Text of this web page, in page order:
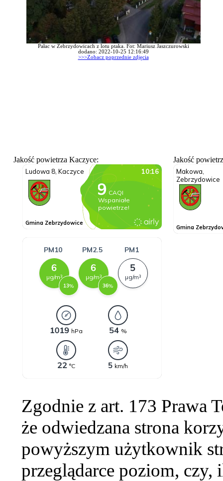
Pałac w Zebrzydowicach z lotu ptaka. Fot: Mariusz Jaszczurowski
dodano: 2022-10-25 12:16:49
>>>Zobacz poprzednie zdjęcia
Jakość powietrza Kaczyce: Jakość
Zgodnie z art. 173 Prawa
że odwiedzana strona
powyższym użytkownik
przeglądarce poziom,